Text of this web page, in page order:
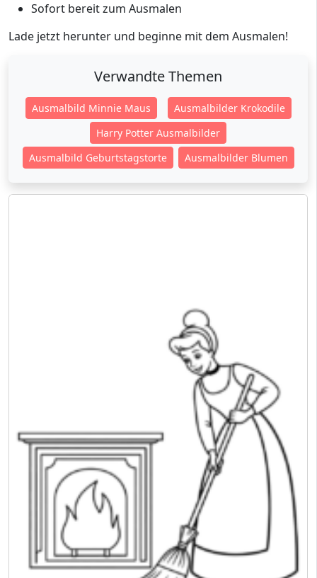
Sofort bereit zum Ausmalen
Lade jetzt herunter und beginne mit dem Ausmalen!
Verwandte Themen
Ausmalbild Minnie Maus
Ausmalbilder Krokodile
Harry Potter Ausmalbilder
Ausmalbild Geburtstagstorte
Ausmalbilder Blumen